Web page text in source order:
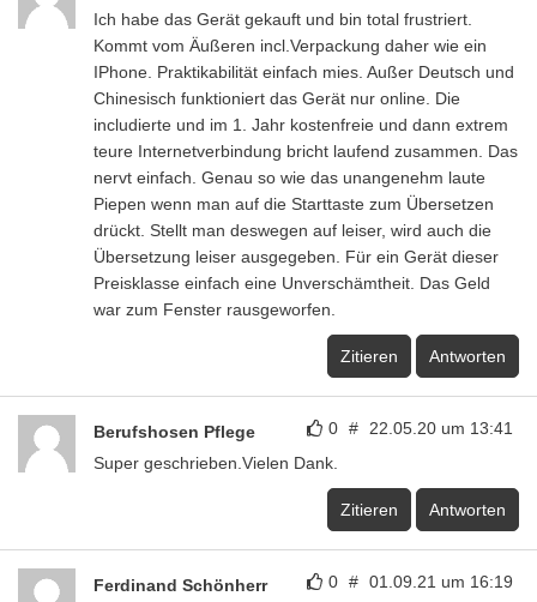
Ich habe das Gerät gekauft und bin total frustriert.
Kommt vom Äußeren incl.Verpackung daher wie ein
IPhone. Praktikabilität einfach mies. Außer Deutsch und
Chinesisch funktioniert das Gerät nur online. Die
includierte und im 1. Jahr kostenfreie und dann extrem
teure Internetverbindung bricht laufend zusammen. Das
nervt einfach. Genau so wie das unangenehm laute
Piepen wenn man auf die Starttaste zum Übersetzen
drückt. Stellt man deswegen auf leiser, wird auch die
Übersetzung leiser ausgegeben. Für ein Gerät dieser
Preisklasse einfach eine Unverschämtheit. Das Geld
war zum Fenster rausgeworfen.
Zitieren Antworten
0 # 22.05.20 um 13:41
Berufshosen Pflege
Super geschrieben.Vielen Dank.
Zitieren Antworten
0 # 01.09.21 um 16:19
Ferdinand Schönherr